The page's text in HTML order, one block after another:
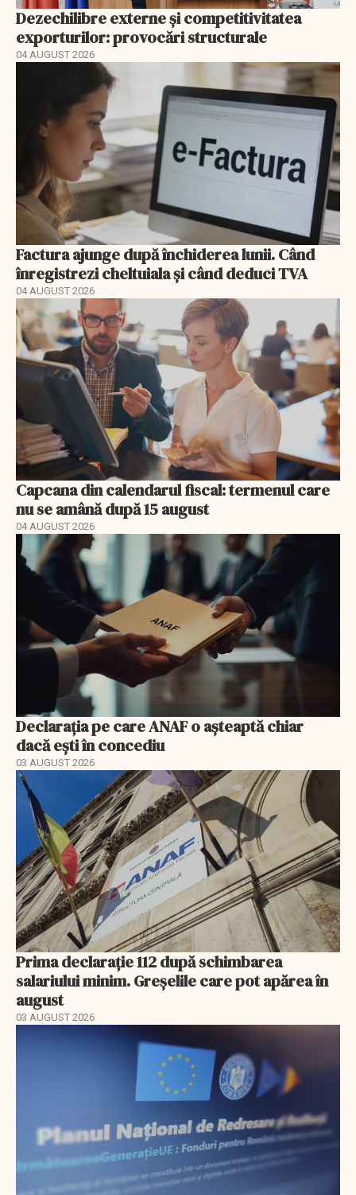
Dezechilibre externe și competitivitatea
exporturilor: provocări structurale
04 AUGUST 2026
Factura ajunge după închiderea lunii. Când
înregistrezi cheltuiala și când deduci TVA
04 AUGUST 2026
Capcana din calendarul fiscal: termenul care
nu se amână după 15 august
04 AUGUST 2026
Declarația pe care ANAF o așteaptă chiar
dacă ești în concediu
03 AUGUST 2026
Prima declarație 112 după schimbarea
salariului minim. Greșelile care pot apărea în
august
03 AUGUST 2026